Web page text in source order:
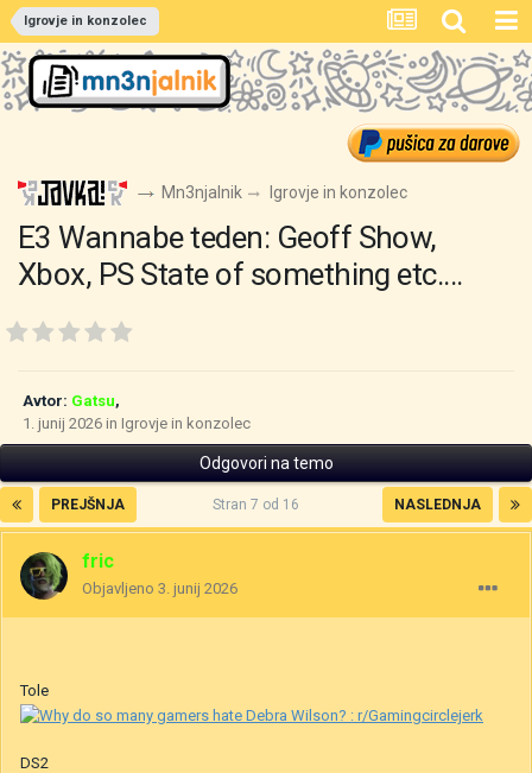
Igrovje in konzolec
Mn3njalnik Igrovje in konzolec
E3 Wannabe teden: Geoff Show,
Xbox, PS State of something etc....
Avtor: Gatsu,
1. junij 2026 in Igrovje in konzolec
Odgovori na temo
PREJŠNJA NASLEDNJA
Stran 7 od 16
fric
Objavljeno 3. junij 2026
Tole
DS2